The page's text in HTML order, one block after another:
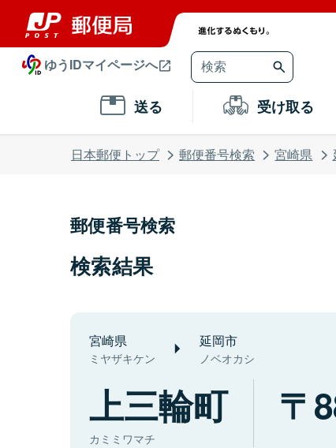
ゆうIDマイページへ
送る 受け取る
日本郵便トップ 郵便番号検索 宮崎県
郵便番号検索
検索結果
宮崎県
ミヤザキケン
延岡市
ノベオカシ
上三輪町
カミミワマチ